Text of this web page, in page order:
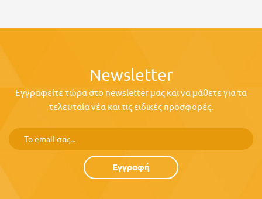
Newsletter
Εγγραφείτε τώρα στο newsletter μας και να μάθετε για τα
τελευταία νέα και τις ειδικές προσφορές.
Εγγραφή